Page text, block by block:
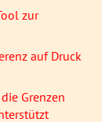
zur
auf Druck
Grenzen